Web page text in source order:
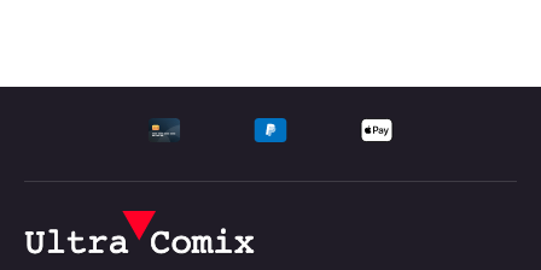
UNTERSTÜTZTE